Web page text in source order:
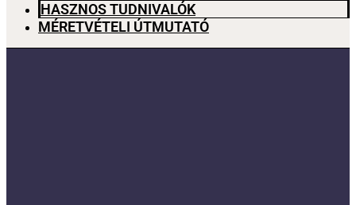
HASZNOS TUDNIVALÓK
MÉRETVÉTELI ÚTMUTATÓ